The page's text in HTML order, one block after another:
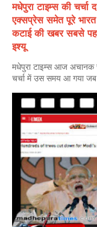
मधेपुरा टाइम्स की
एक्सप्रेस समेत पूरे भारत
कटाई की खबर सबसे
इश्यू
मधेपुरा टाइम्स आज
चर्चा में उस समय आ गया जब